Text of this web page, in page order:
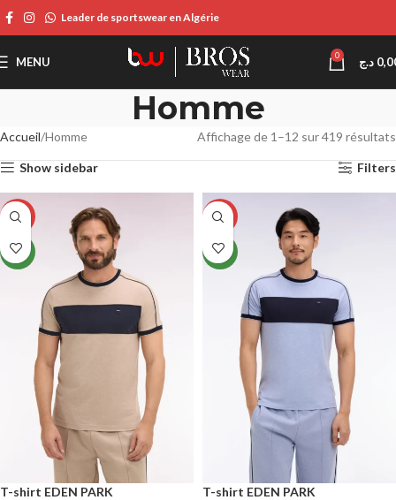
Leader de sportswear en Algérie
MENU 0 د.ج
Homme
Accueil Homme Affichage de 1–12 sur 419 résultats
Show sidebar Filters
-14%
NEW
T-shirt EDEN PARK
-14%
NEW
T-shirt EDEN PARK